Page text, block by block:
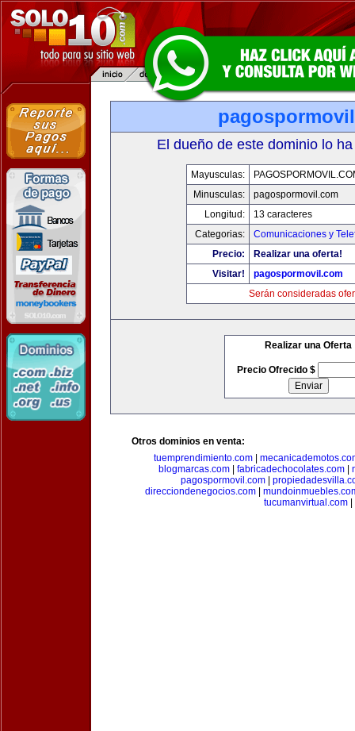
El dueño de este dominio lo
Mayusculas:
Minusculas:
pagospormovil.com
Longitud:
13 caracteres
Categorias:
Comunicaciones y
Precio:
Realizar una oferta!
Visitar!
pagospormovil.com
Serán consideradas
Realizar una Oferta
Precio Ofrecido $
Otros dominios en venta:
tuemprendimiento.com
blogmarcas.com
fabricadechocolates.com
pagospormovil.com
direcciondenegocios.com
tucumanvirtual.com